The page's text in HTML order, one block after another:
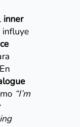
inner
influye
“I’m